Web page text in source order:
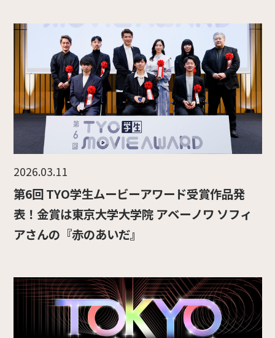
2026.03.11
第6回 TYO学生ムービーアワード受賞作品発
表！金賞は東京大学大学院 アベーノワ ソフィ
アさんの『赤のあいだ』